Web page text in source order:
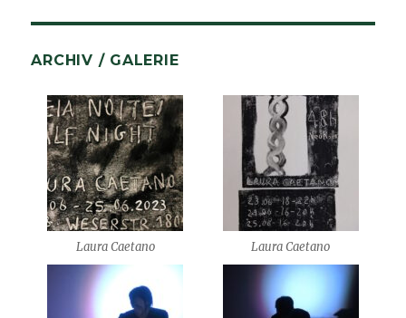
ARCHIV / GALERIE
Laura Caetano Laura Caetano